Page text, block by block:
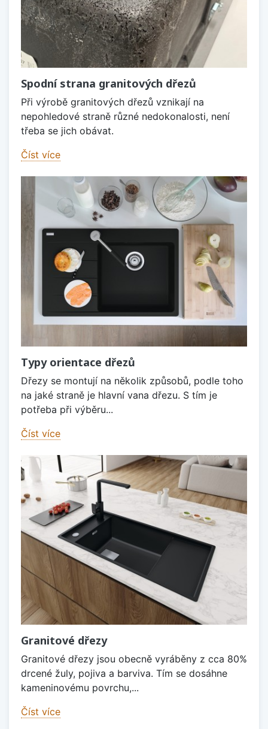
Spodní strana granitových dřezů
Při výrobě granitových dřezů vznikají na
nepohledové straně různé nedokonalosti, není
třeba se jich obávat.
Číst více
Typy orientace dřezů
Dřezy se montují na několik způsobů, podle toho
na jaké straně je hlavní vana dřezu. S tím je
potřeba při výběru...
Číst více
Granitové dřezy
Granitové dřezy jsou obecně vyráběny z cca 80%
drcené žuly, pojiva a barviva. Tím se dosáhne
kameninovému povrchu,...
Číst více